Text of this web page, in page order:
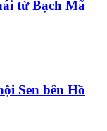
từ Bạch Mã
Sen bên Hồ